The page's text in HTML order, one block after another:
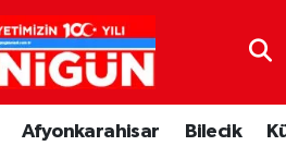
Afyonkarahisar Bilecik